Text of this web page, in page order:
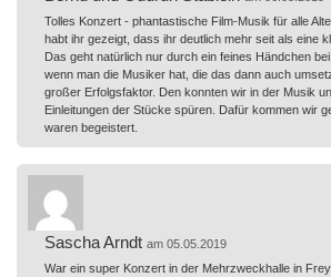
Tolles Konzert - phantastische Film-Musik für alle
habt ihr gezeigt, dass ihr deutlich mehr seit als eine
Das geht natürlich nur durch ein feines Händchen
wenn man die Musiker hat, die das dann auch
großer Erfolgsfaktor. Den konnten wir in der Musik
Einleitungen der Stücke spüren. Dafür kommen wir
waren begeistert.
Sascha Arndt am 05.05.2019
War ein super Konzert in der Mehrzweckhalle in